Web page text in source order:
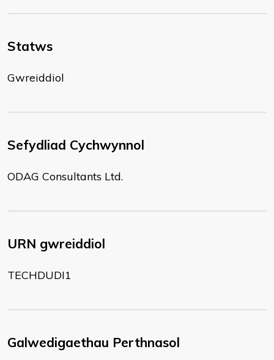
Statws
Gwreiddiol
Sefydliad Cychwynnol
ODAG Consultants Ltd.
URN gwreiddiol
TECHDUDI1
Galwedigaethau Perthnasol